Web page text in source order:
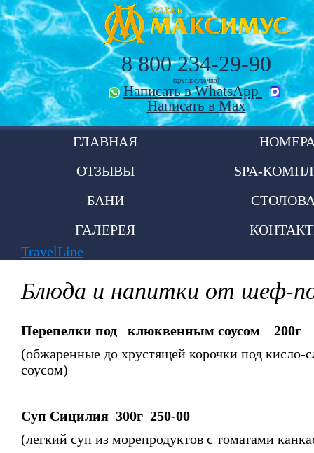
8 800 234-29-90
(круглосуточно)
Написать в WhatsApp
Написать в Max
ГЛАВНАЯ
ОТЗЫВЫ
SPA-
БАНИ
ГАЛЕРЕЯ
TravelLine
Блюда и напитки от шеф-
Перепелки под клюквенным соусом 200г
(обжаренные до хрустящей корочки под кисло-
соусом)
Суп Сицилия 300г 250-00
(легкий суп из морепродуктов с томатами